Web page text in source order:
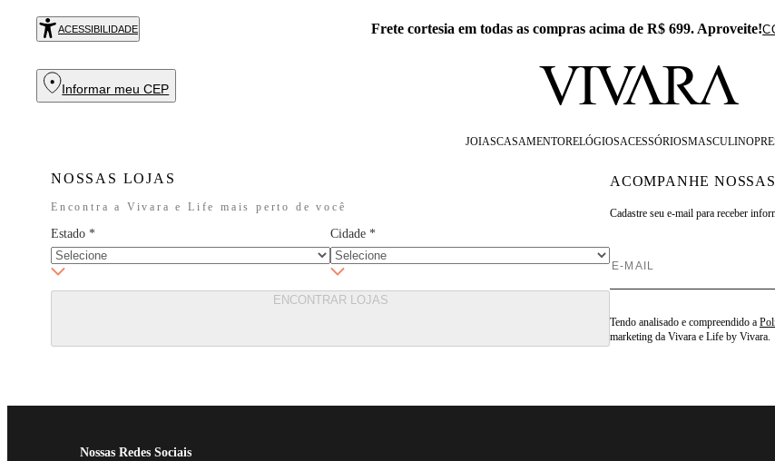
ACESSIBILIDADE Frete cortesia em todas as compras acima de R$ 699. Aproveite!
Informar meu CEP
JOIASCASAMENTORELÓGIOSACESSÓRIOSMASCULINO
NOSSAS LOJAS
Encontra a Vivara e Life mais perto de você
Estado * Cidade *
ENCONTRAR LOJAS
ACOMPANHE
Cadastre seu e-mail para receber
Tendo analisado e compreendido a
marketing da Vivara e Life by Vivara.
Nossas Redes Sociais